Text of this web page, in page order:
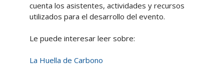
cuenta los asistentes, actividades y recursos
utilizados para el desarrollo del evento.
Le puede interesar leer sobre:
La Huella de Carbono